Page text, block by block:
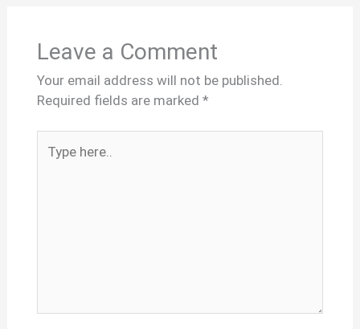
Leave a Comment
Your email address will not be published.
Required fields are marked *
here..